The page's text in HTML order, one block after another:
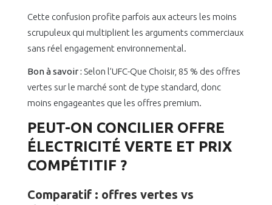
Cette confusion profite parfois aux acteurs les moins
scrupuleux qui multiplient les arguments commerciaux
sans réel engagement environnemental.
Bon à savoir : Selon l’UFC-Que Choisir, 85 % des offres
vertes sur le marché sont de type standard, donc
moins engageantes que les offres premium.
PEUT-ON CONCILIER OFFRE
ÉLECTRICITÉ VERTE ET PRIX
COMPÉTITIF ?
Comparatif : offres vertes vs